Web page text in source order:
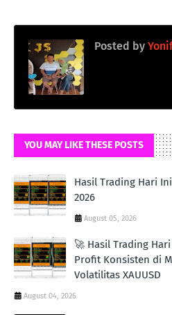
Posted by
YOU MAY LIKE THESE POSTS
Hasil Trading Hari
2026
August 05, 2026
🚀 Hasil Trading
Profit Konsisten di
Volatilitas XAUUSD
August 04, 2026